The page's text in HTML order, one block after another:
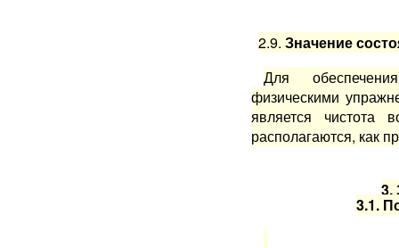
2.9. Значение
Для
физическими
является чистота
располагаются, как
3.
3.1.